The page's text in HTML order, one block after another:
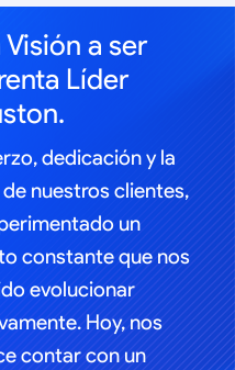
Visión a ser
Líder
dedicación y la
nuestros clientes,
un
constante que nos
evolucionar
Hoy, nos
contar con un